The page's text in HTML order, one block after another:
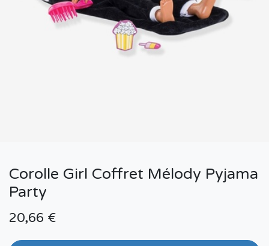
Corolle Girl Coffret Mélody Pyjama
Party
20,66 €